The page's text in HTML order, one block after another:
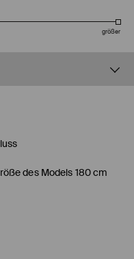
größer
des Models 180 cm